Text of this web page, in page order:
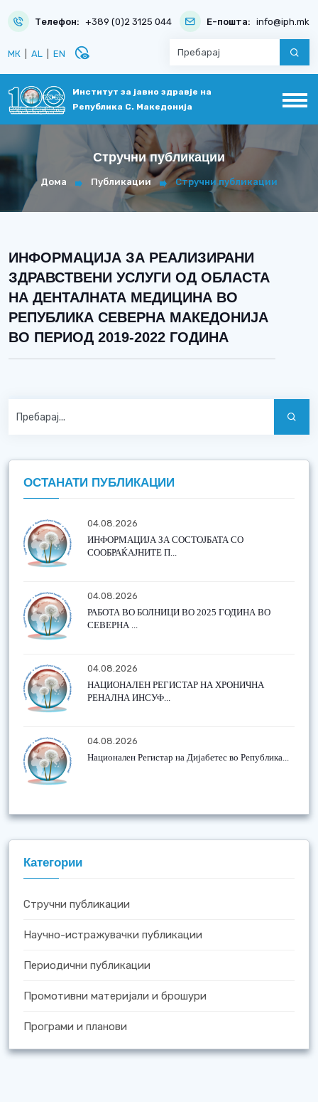
Телефон: +389 (0)2 3125 044 Е-пошта: info@iph.mk
МК AL EN disabled_visible
Институт за јавно здравје на
Република С. Македонија
Стручни публикации
Дома Публикации Стручни публикации
ИНФОРМАЦИЈА ЗА РЕАЛИЗИРАНИ
ЗДРАВСТВЕНИ УСЛУГИ ОД ОБЛАСТА
НА ДЕНТАЛНАТА МЕДИЦИНА ВО
РЕПУБЛИКА СЕВЕРНА МАКЕДОНИЈА
ВО ПЕРИОД 2019-2022 ГОДИНА
ОСТАНАТИ ПУБЛИКАЦИИ
04.08.2026
ИНФОРМАЦИЈА ЗА СОСТОЈБАТА СО
СООБРАЌАЈНИТЕ П...
04.08.2026
РАБОТА ВО БОЛНИЦИ ВО 2025 ГОДИНА ВО
СЕВЕРНА ...
04.08.2026
НАЦИОНАЛЕН РЕГИСТАР НА ХРОНИЧНА
РЕНАЛНА ИНСУФ...
04.08.2026
Национален Регистар на Дијабетес во Република...
Категории
Стручни публикации
Научно-истражувачки публикации
Периодични публикации
Промотивни материјали и брошури
Програми и планови